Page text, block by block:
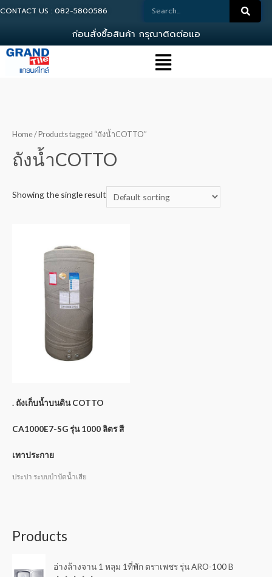
CONTACT US : 082-5800586
อนสงซอสนคา ก รณาตดตอแอด
Home/ Products tagged “ถังน้ำCOTTO”
ถังน้ำCOTTO
Showing the single result
. ถังเก็บน้ำบนดิน COTTO
CA1000E7-SG รุ่น 1000 ลิตร สี
เทาประกาย
ประปา ระบบบำบัดน้ำเสีย
Products
อ่างล้างจาน 1 หลุม 1ที่พัก ตราเพชร รุ่น ARO-100 B